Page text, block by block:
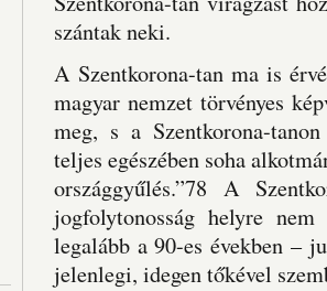
szántak neki.
A Szentkorona-tan ma is
magyar nemzet törvényes
meg, s a Szentkorona-
teljes egészében soha
országgyűlés.”78 A
jogfolytonosság helyre
legalább a 90-es években –
jelenlegi, idegen tőkével